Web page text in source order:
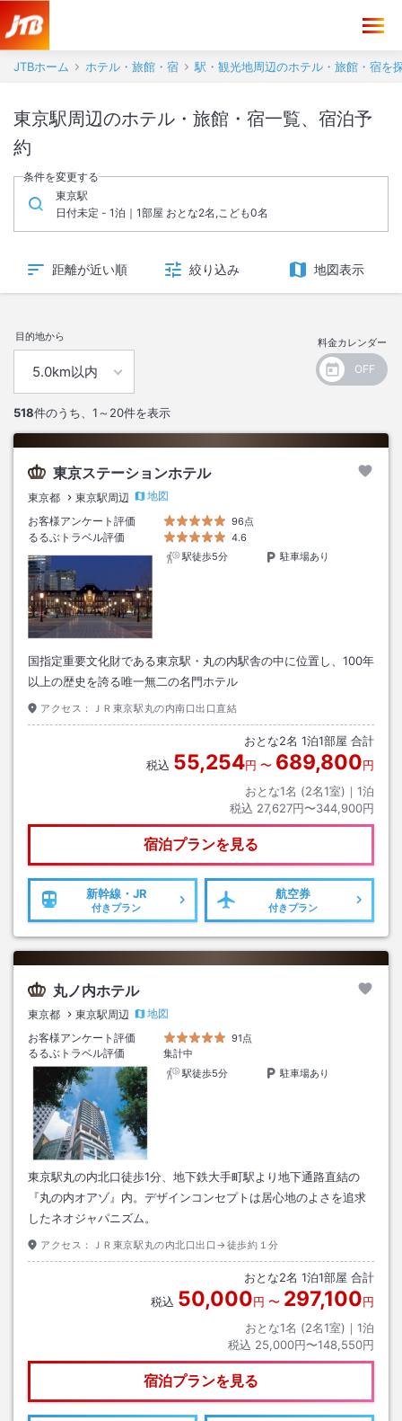
JTBホーム ホテル・旅館・宿 駅・観光地周辺のホテル・旅館・宿を
東京駅周辺のホテル・旅館・宿一覧、宿泊予
約
条件を変更する
東京駅
日付未定 - 1泊｜1部屋 おとな2名,こども0名
距離が近い順 絞り込み 地図表示
目的地から 料金カレンダー
518件のうち、 1～20件を表示
東京ステーションホテル
東京都 東京駅周辺
地図
お客様アンケート評価
96点
るるぶトラベル評価
4.6
駅徒歩5分
駐車場あり
国指定重要文化財である東京駅・丸の内駅舎の中に位置し、100年
以上の歴史を誇る唯一無二の名門ホテル
アクセス： ＪＲ東京駅丸の内南口出口直結
おとな2名 1泊1部屋 合計
税込 55,254円 〜 689,800円
おとな1名 (2名1室)｜ 1泊
税込 27,627円〜344,900円
宿泊プランを見る
新幹線・JR
付きプラン
航空券
付きプラン
丸ノ内ホテル
東京都 東京駅周辺
地図
お客様アンケート評価
91点
るるぶトラベル評価
集計中
駅徒歩5分
駐車場あり
東京駅丸の内北口徒歩1分、地下鉄大手町駅より地下通路直結の
『丸の内オアゾ』内。デザインコンセプトは居心地のよさを追求
したネオジャパニズム。
アクセス： ＪＲ東京駅丸の内北口出口→徒歩約１分
おとな2名 1泊1部屋 合計
税込 50,000円 〜 297,100円
おとな1名 (2名1室)｜ 1泊
税込 25,000円〜148,550円
宿泊プランを見る